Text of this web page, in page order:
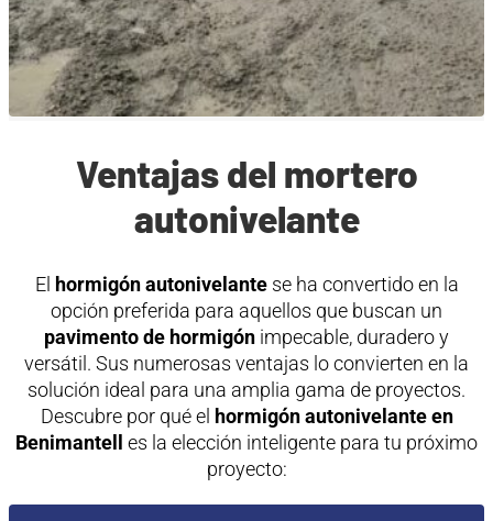
Ventajas del mortero
autonivelante
El hormigón autonivelantese ha convertido en la
opción preferida para aquellos que buscan un
pavimento de hormigón impecable, duradero y
versátil. Sus numerosas ventajas lo convierten en la
solución ideal para una amplia gama de proyectos.
Descubre por qué el hormigón autonivelante en
Benimantell es la elección inteligente para tu próximo
proyecto: